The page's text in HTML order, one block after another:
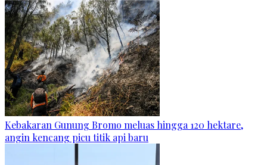
Kebakaran Gunung Bromo meluas hingga 120 hektare,
angin kencang picu titik api baru